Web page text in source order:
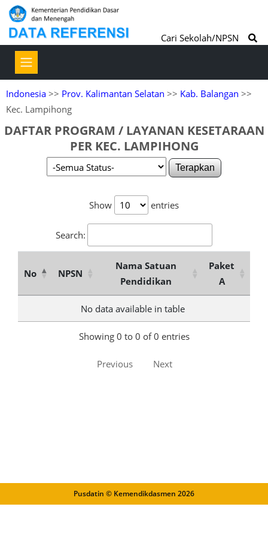
Cari Sekolah/NPSN
Indonesia >> Prov. Kalimantan Selatan >> Kab. Balangan >>
Kec. Lampihong
DAFTAR PROGRAM / LAYANAN KESETARAAN
PER KEC. LAMPIHONG
Terapkan
Show entries
Search:
No NPSN
Nama Satuan
Pendidikan
Paket
A
No data available in table
Showing 0 to 0 of 0 entries
Previous Next
Pusdatin © Kemendikdasmen 2026